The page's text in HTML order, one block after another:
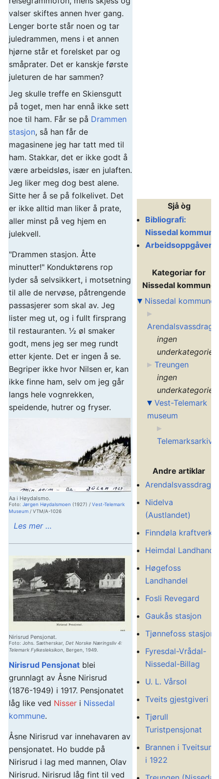
valser skiftes annen hver gang.
Lenger borte står noen og tar
juledrammen, mens i et annen
hjørne står et forelsket par og
småprater. Det er kanskje første
juleturen de har sammen?
Jeg skulle treffe en Skiensgutt
på toget, men har ennå ikke sett
noe til ham. Får se på Drammen
stasjon, så han får de
magasinene jeg har tatt med til
ham. Stakkar, det er ikke godt å
være arbeidsløs, især en julaften.
Jeg liker meg dog best alene.
Sitte her å se på folkelivet. Det
er ikke alltid man liker å prate,
aller minst på veg hjem en
julekvell.
"Drammen stasjon. Åtte
minutter!" Konduktørens rop
lyder så selvsikkert, i motsetning
til alle de nervøse, påtrengende
passasjerer som skal av. Jeg
lister meg ut, og i fullt firsprang
til restauranten. ½ øl smaker
godt, mens jeg ser meg rundt
etter kjente. Det er ingen å se.
Begriper ikke hvor Nilsen er, kan
ikke finne ham, selv om jeg går
langs hele vognrekken,
speidende, hutrer og fryser.
Aa i Høydalsmo.
Foto: Jørgen Høydalsmoen (1927) / Vest-Telemark
Museum / VTM/A-1026
Les mer …
Nirisrud Pensjonat.
Foto: Johs. Sætherskar, Det Norske Næringsliv 4:
Telemark Fylkesleksikon, Bergen, 1949.
Nirisrud Pensjonat blei
grunnlagt av Åsne Nirisrud
(1876-1949) i 1917. Pensjonatet
låg like ved Nisser i Nissedal
kommune.
Åsne Nirisrud var innehavaren av
pensjonatet. Ho budde på
Nirisrud i lag med mannen, Olav
Nirisrud. Nirisrud låg fint til ved
Sjå òg
Bibliografi:
Nissedal kommune
Arbeidsoppgåver
Kategoriar for
Nissedal kommune
Nissedal kommune
ingen
underkategorier
Treungen
ingen
underkategorier
Vest-Telemark
museum
Andre artiklar
Arendalsvassdraget
Nidelva
(Austlandet)
Finndøla kraftverk
Heimdal
Høgefoss
Landhandel
Fosli Revegard
Gaukås stasjon
Tjønnefoss stasjon
Fyresdal-Vrådal-
Nissedal-Billag
U. L. Vårsol
Tveits gjestgiveri
Tjørull
Turistpensjonat
Brannen i Tveitsund
i 1922